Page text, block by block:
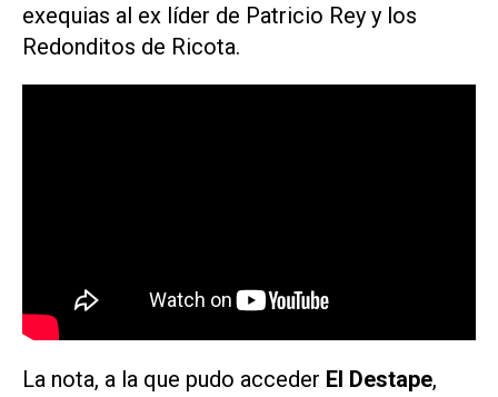
exequias al ex líder de Patricio Rey y los
Redonditos de Ricota.
La nota, a la que pudo acceder El Destape,